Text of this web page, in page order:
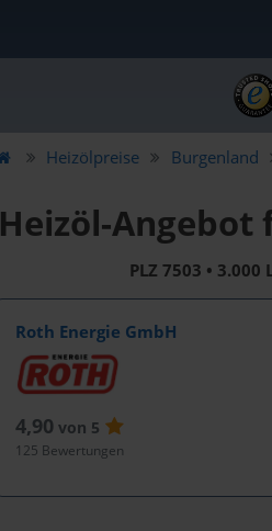
Heizölpreise Burgenland
Heizöl-
PLZ 7503 •
Roth Energie GmbH
4,90 von 5
125 Bewertungen